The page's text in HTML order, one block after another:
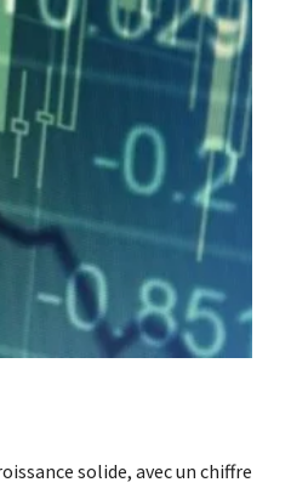
solide, avec un chiffre